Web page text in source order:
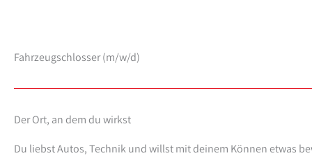
Fahrzeugschlosser (m/w/d)
Der Ort, an dem du wirkst
Du liebst Autos, Technik und willst mit deinem Können etwas